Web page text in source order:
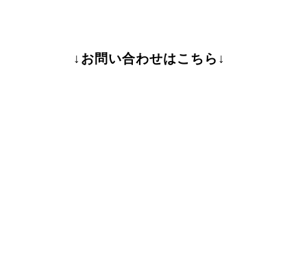
↓お問い合わせはこちら↓